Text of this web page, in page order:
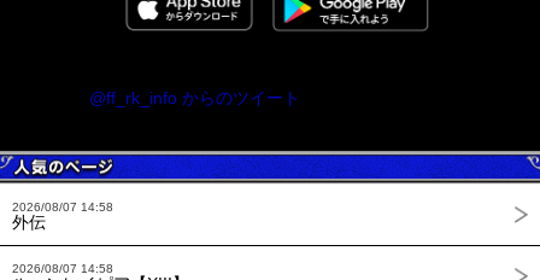
@ff_rk_info からのツイート
2026/08/07 14:58
外伝
2026/08/07 14:58